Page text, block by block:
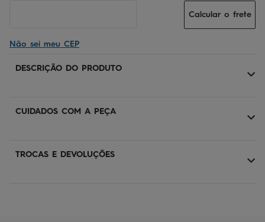
Não sei meu CEP
Calcular o frete
DESCRIÇÃO DO PRODUTO
CUIDADOS COM A PEÇA
TROCAS E DEVOLUÇÕES